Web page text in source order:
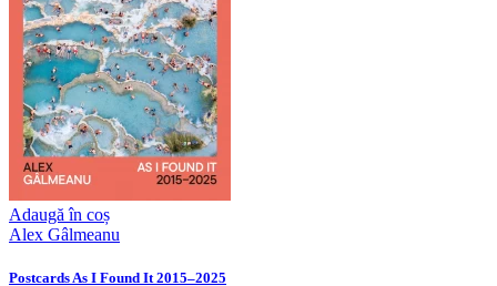
Adaugă în coș
Alex Gâlmeanu
Postcards As I Found It 2015–2025